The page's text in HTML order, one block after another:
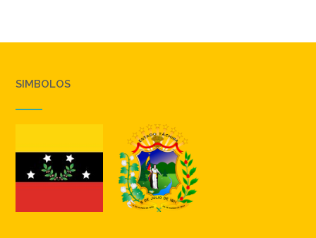
SIMBOLOS